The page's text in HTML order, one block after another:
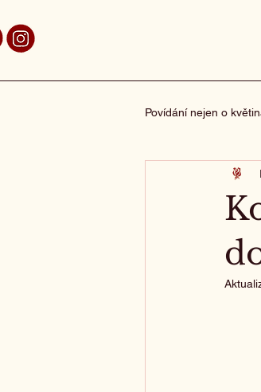
Povídání nejen o
Vánoční